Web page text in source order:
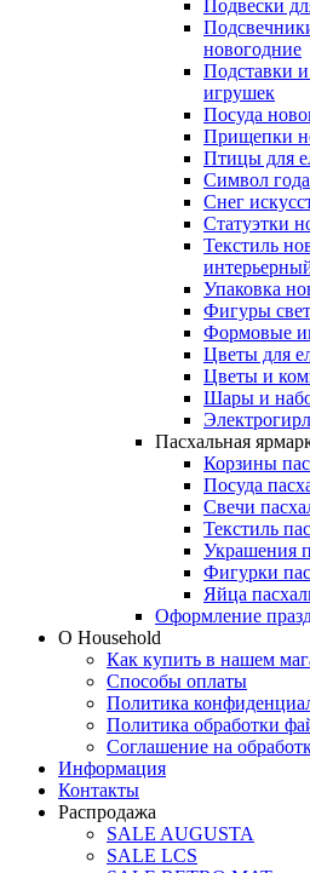
Подвески
новогодние
Подставки
игрушек
Посуда
Прищепки
Птицы для
Символ года
Снег
Статуэтки
Текстиль
Упаковка
Фигуры
Формовые
Цветы для
Цветы и
Шары и
Пасхальная
Корзины
Посуда
Свечи
Текстиль
Украшения
Фигурки
Яйца
Оформление
О Household
Как купить в нашем
Способы оплаты
Политика
Политика обработки
Соглашение на
Информация
Контакты
Распродажа
SALE AUGUSTA
SALE LCS